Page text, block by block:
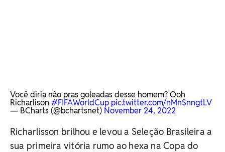
Você diria não pras goleadas desse homem? Ooh
Richarlison #FIFAWorldCup pic.twitter.com/nMnSnngtLV
— BCharts (@bchartsnet) November 24, 2022
Richarlisson brilhou e levou a Seleção Brasileira a
sua primeira vitória rumo ao hexa na Copa do